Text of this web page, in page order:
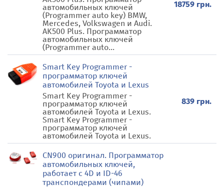
автомобильных ключей
(Programmer auto key) BMW,
Mercedes, Volkswagen и Audi.
AK500 Plus. Программатор
автомобильных ключей
(Programmer auto...
18759 грн.
Smart Key Programmer -
программатор ключей
автомобилей Toyota и Lexus
Smart Key Programmer -
программатор ключей
автомобилей Toyota и Lexus.
Smart Key Programmer -
программатор ключей
автомобилей Toyota и Lexus.
839 грн.
CN900 оригинал. Программатор
автомобильных ключей,
работает с 4D и ID-46
транспондерами (чипами)